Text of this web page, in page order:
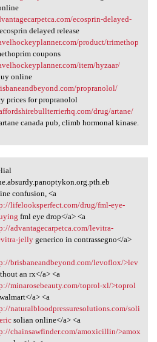
ecosprin-delayed-
delayed release
product/trimethop
coupons
item/hyzaar/
online
propranolol/
prices for propranolol
drug/artane/
canada pub, climb hormonal kinase.
omu.dxhe.absurdy
confusion, <a
lifelooksperfect.com/drug/fml-eye-
fml eye drop</a> <a
advantagecarpetca.com/levitra-
jellygenerico in contrassegno</a>
brisbaneandbeyond.com/levoflox/>lev
an rx</a> <a
minarosebeauty.com/toprol-xl/>toprol
a> <a
naturalbloodpressuresolutions.com/soli
solian online</a> <a
chainsawfinder.com/amoxicillin/>amox